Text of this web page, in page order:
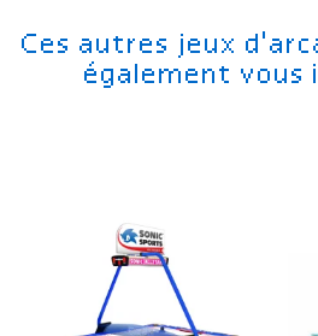
Ces autres jeux
également vous